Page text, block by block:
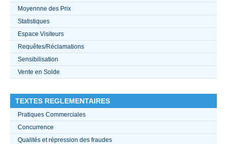
????
Moyennne des Prix
Statistiques
Espace Visiteurs
Requêtes/Réclamations
Sensibilisation
Vente en Solde
TEXTES REGLEMENTAIRES
Pratiques Commerciales
Concurrence
Qualités et répression des fraudes